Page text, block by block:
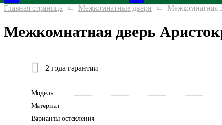
Главная страница Межкомнатные двери Межкомнатная
Межкомнатная дверь
2 года гарантии
Модель
Материал
Варианты остекления